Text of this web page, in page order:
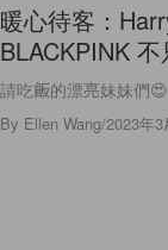
暖心待客：
BLACKPINK
請吃飯的漂亮妹妹們😍
By Ellen Wang/2023年3